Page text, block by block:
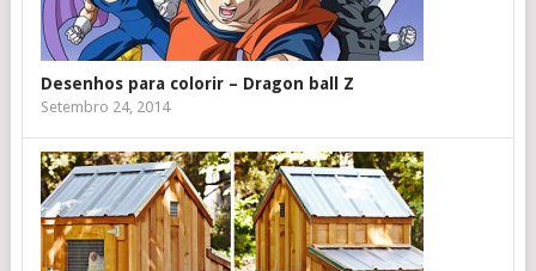
Desenhos para colorir – Dragon ball Z
Setembro 24, 2014